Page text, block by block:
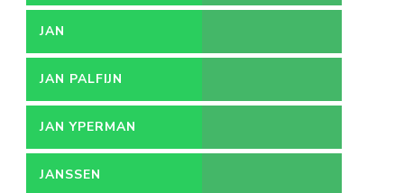
EGBERTS
JAN
JAN PALFIJN
JAN YPERMAN
JANSSEN